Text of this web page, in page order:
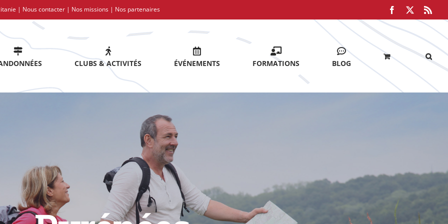
| Nous contacter | Nos missions | Nos partenaires Facebook
CLUBS & ACTIVITÉS ÉVÉNEMENTS FORMATIONS BLOG